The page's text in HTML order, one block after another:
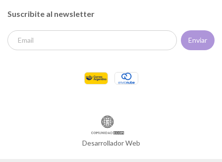
Suscribite al newsletter
Desarrollador Web